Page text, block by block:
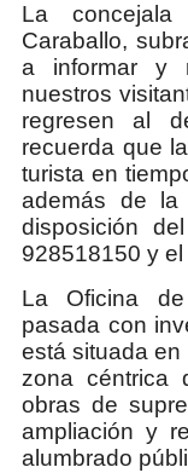
La
Caraballo,
a informar y
nuestros
regresen al
recuerda que
turista en
además de la
disposición
928518150 y el
La Oficina de
pasada con
está situada en
zona céntrica
obras de
ampliación y
alumbrado